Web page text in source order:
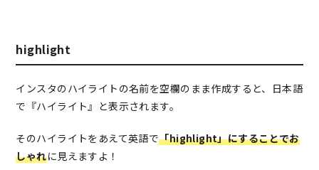
highlight
インスタのハイライトの名前を空欄のまま作成すると、日本語
で『ハイライト』と表示されます。
そのハイライトをあえて英語で「highlight」にすることでお
しゃれに見えますよ！